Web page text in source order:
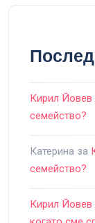
Кирил Йовев
семейство?
Катерина за
семейство?
Кирил Йовев